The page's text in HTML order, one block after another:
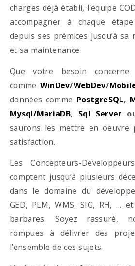
charges déjà établi, l’équipe
accompagner à chaque
depuis ses prémices jusqu’à
et sa maintenance.
Que votre besoin concerne
comme WinDev/WebDev/
données comme PostgreSQL,
Mysql/MariaDB, Sql Server
saurons les mettre en oeuvre
satisfaction.
Les Concepteurs-
comptent jusqu’à plusieurs
dans le domaine du
GED, PLM, WMS, SIG, RH, …
barbares. Soyez rassuré,
rompues à délivrer des
l’ensemble de ces sujets.